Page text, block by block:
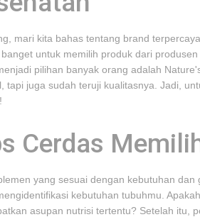
mari kita bahas tentang brand
untuk memilih produk dari
pilihan banyak orang adalah
tapi juga sudah teruji kualitasnya. Jadi,
Cerdas
yang sesuai dengan kebutuhan
kebutuhan tubuhmu.
asupan nutrisi tertentu? Setelah itu,